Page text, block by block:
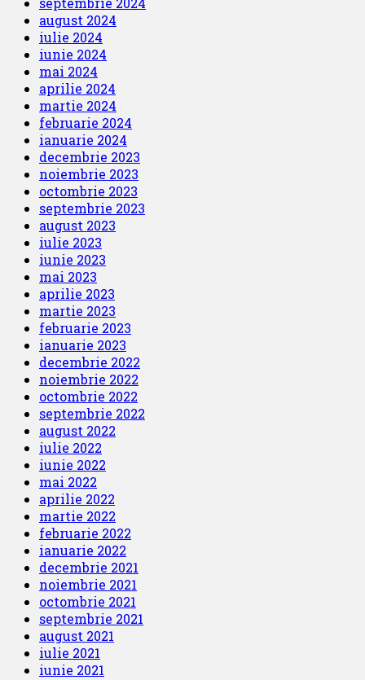
august 2024
iulie 2024
iunie 2024
mai 2024
aprilie 2024
martie 2024
februarie 2024
ianuarie 2024
decembrie 2023
noiembrie 2023
octombrie 2023
septembrie 2023
august 2023
iulie 2023
iunie 2023
mai 2023
aprilie 2023
martie 2023
februarie 2023
ianuarie 2023
decembrie 2022
noiembrie 2022
octombrie 2022
septembrie 2022
august 2022
iulie 2022
iunie 2022
mai 2022
aprilie 2022
martie 2022
februarie 2022
ianuarie 2022
decembrie 2021
noiembrie 2021
octombrie 2021
septembrie 2021
august 2021
iulie 2021
iunie 2021